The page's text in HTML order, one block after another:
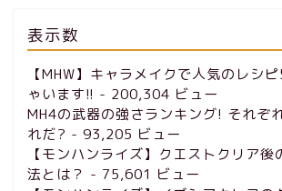
表示数
【MHW】キャラメイクで人気のレシ
ゃいます!! - 200,304 ビュー
MH4の武器の強さランキング! それぞ
れだ? - 93,205 ビュー
【モンハンライズ】クエストクリア後
法とは？ - 75,601 ビュー